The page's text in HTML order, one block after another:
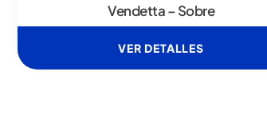
Vendetta – Sobre
VER DETALLES